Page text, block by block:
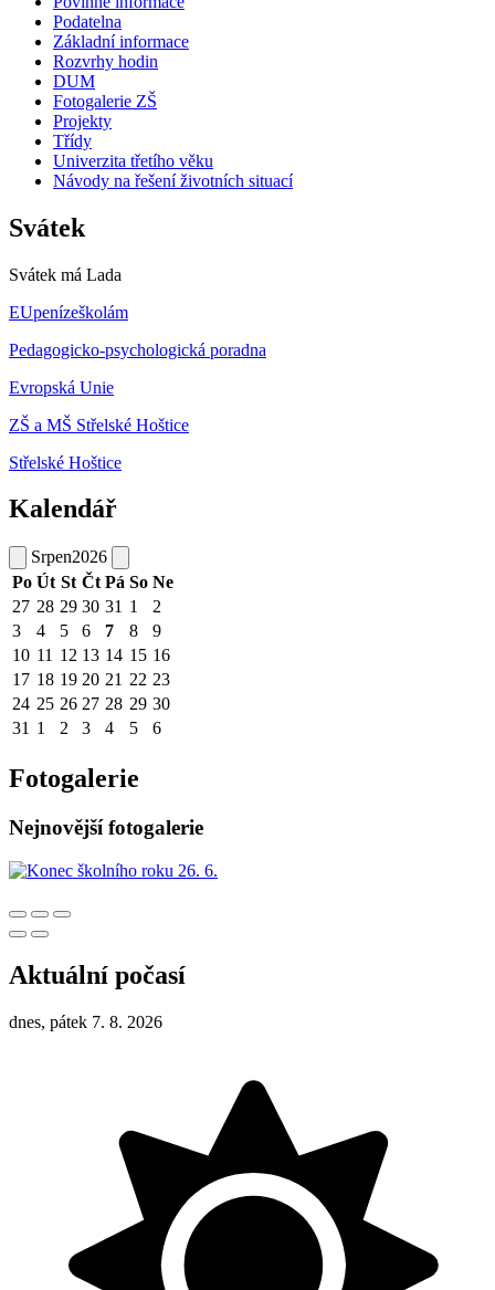
Podatelna
Základní informace
Rozvrhy hodin
DUM
Fotogalerie ZŠ
Projekty
Třídy
Univerzita třetího věku
Návody na řešení životních situací
Svátek
Svátek má Lada
EUpenízeškolám
Pedagogicko-psychologická poradna
Evropská Unie
ZŠ a MŠ Střelské Hoštice
Střelské Hoštice
Kalendář
Srpen2026
Po Út St Čt Pá So Ne
27 28 29 30 31 1
2
3
4 5 6 7 8
9
10 11 12 13 14 15 16
17 18 19 20 21 22 23
24 25 26 27 28 29 30
31 1 2 3 4 5 6
Fotogalerie
Nejnovější fotogalerie
Aktuální počasí
dnes, pátek 7. 8. 2026